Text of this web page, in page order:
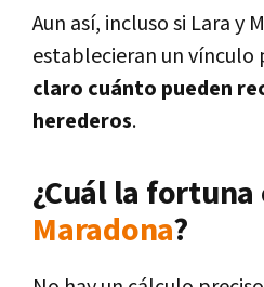
Aun así, incluso si Lara y
establecieran un vínculo
claro cuánto pueden
herederos.
¿Cuál la
Maradona?